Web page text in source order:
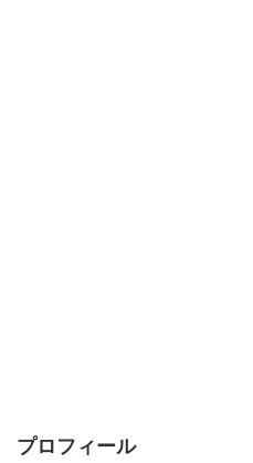
プロフィール